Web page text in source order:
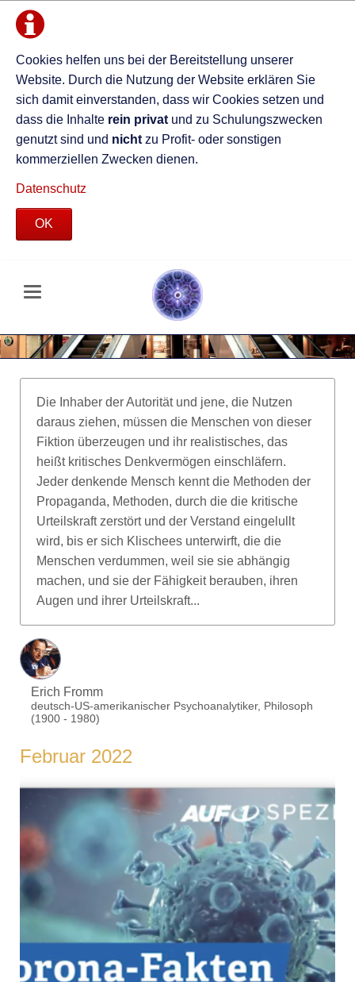
Cookies helfen uns bei der Bereitstellung unserer
Website. Durch die Nutzung der Website erklären Sie
sich damit einverstanden, dass wir Cookies setzen und
dass die Inhalte rein privat und zu Schulungszwecken
genutzt sind und nicht zu Profit- oder sonstigen
kommerziellen Zwecken dienen.
Datenschutz
OK
Die Inhaber der Autorität und jene, die Nutzen
daraus ziehen, müssen die Menschen von dieser
Fiktion überzeugen und ihr realistisches, das
heißt kritisches Denkvermögen einschläfern.
Jeder denkende Mensch kennt die Methoden der
Propaganda, Methoden, durch die die kritische
Urteilskraft zerstört und der Verstand eingelullt
wird, bis er sich Klischees unterwirft, die die
Menschen verdummen, weil sie sie abhängig
machen, und sie der Fähigkeit berauben, ihren
Augen und ihrer Urteilskraft...
Erich Fromm
deutsch-US-amerikanischer Psychoanalytiker, Philosoph
(1900 - 1980)
Februar 2022